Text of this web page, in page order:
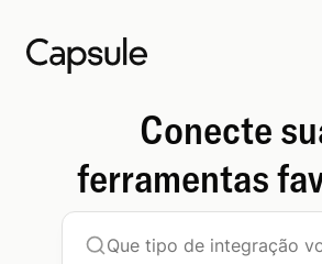
Conecte
ferramentas